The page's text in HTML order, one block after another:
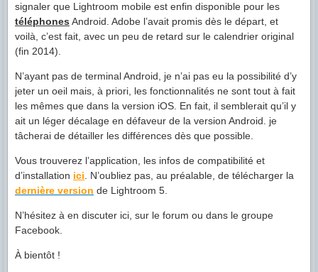
signaler que Lightroom mobile est enfin disponible pour les
téléphones Android. Adobe l’avait promis dès le départ, et
voilà, c’est fait, avec un peu de retard sur le calendrier original
(fin 2014).
N’ayant pas de terminal Android, je n’ai pas eu la possibilité d’y
jeter un oeil mais, à priori, les fonctionnalités ne sont tout à fait
les mêmes que dans la version iOS. En fait, il semblerait qu’il y
ait un léger décalage en défaveur de la version Android. je
tâcherai de détailler les différences dès que possible.
Vous trouverez l’application, les infos de compatibilité et
d’installation ici . N’oubliez pas, au préalable, de télécharger la
dernière version de Lightroom 5.
N’hésitez à en discuter ici, sur le forum ou dans le groupe
Facebook.
À bientôt !